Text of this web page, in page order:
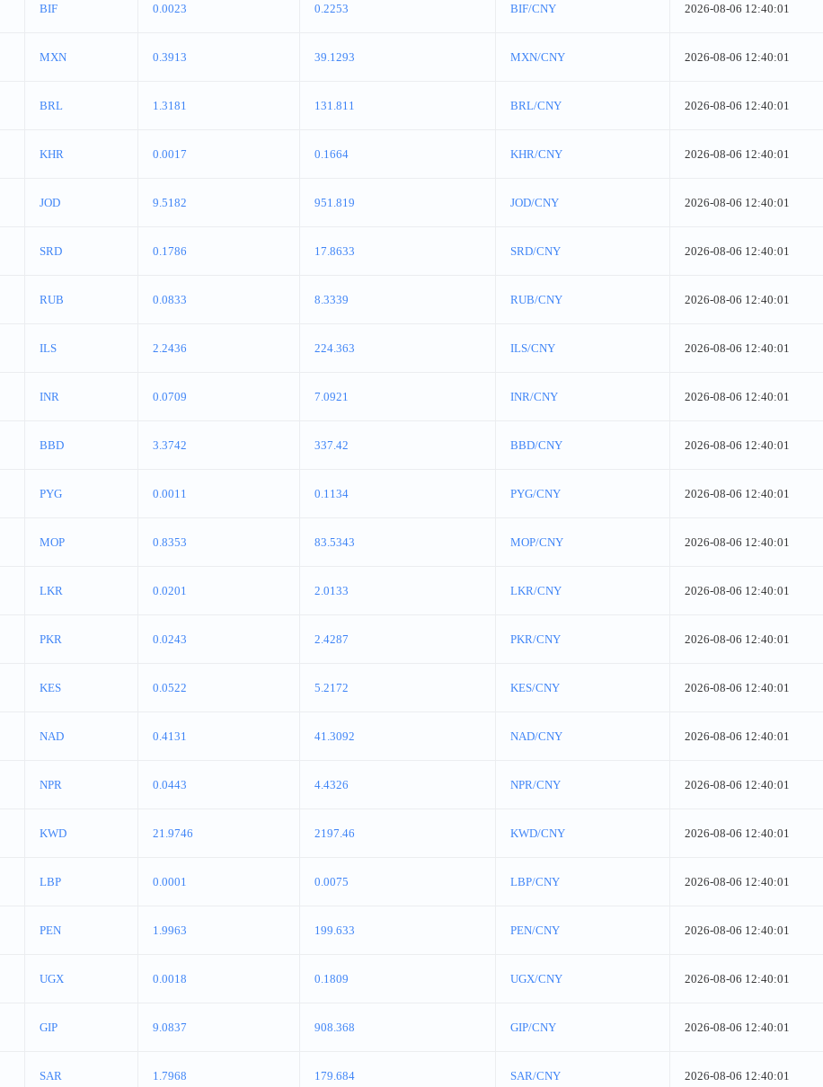
BIF 0.0023 0.2253 BIF/CNY 2026-08-06 12:40:01
MXN 0.3913 39.1293 MXN/CNY 2026-08-06 12:40:01
BRL 1.3181 131.811 BRL/CNY 2026-08-06 12:40:01
KHR 0.0017 0.1664 KHR/CNY 2026-08-06 12:40:01
JOD 9.5182 951.819 JOD/CNY 2026-08-06 12:40:01
SRD 0.1786 17.8633 SRD/CNY 2026-08-06 12:40:01
RUB 0.0833 8.3339 RUB/CNY 2026-08-06 12:40:01
ILS 2.2436 224.363 ILS/CNY 2026-08-06 12:40:01
INR 0.0709 7.0921 INR/CNY 2026-08-06 12:40:01
BBD 3.3742 337.42 BBD/CNY 2026-08-06 12:40:01
PYG 0.0011 0.1134 PYG/CNY 2026-08-06 12:40:01
MOP 0.8353 83.5343 MOP/CNY 2026-08-06 12:40:01
LKR 0.0201 2.0133 LKR/CNY 2026-08-06 12:40:01
PKR 0.0243 2.4287 PKR/CNY 2026-08-06 12:40:01
KES 0.0522 5.2172 KES/CNY 2026-08-06 12:40:01
NAD 0.4131 41.3092 NAD/CNY 2026-08-06 12:40:01
NPR 0.0443 4.4326 NPR/CNY 2026-08-06 12:40:01
KWD 21.9746 2197.46 KWD/CNY 2026-08-06 12:40:01
LBP 0.0001 0.0075 LBP/CNY 2026-08-06 12:40:01
PEN 1.9963 199.633 PEN/CNY 2026-08-06 12:40:01
UGX 0.0018 0.1809 UGX/CNY 2026-08-06 12:40:01
GIP 9.0837 908.368 GIP/CNY 2026-08-06 12:40:01
SAR 1.7968 179.684 SAR/CNY 2026-08-06 12:40:01